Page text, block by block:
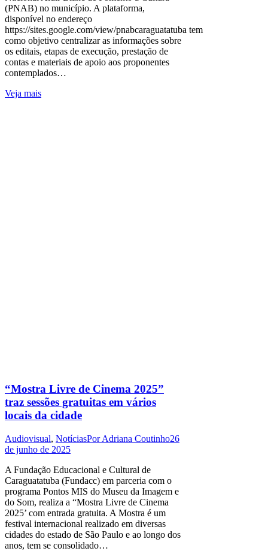
(PNAB) no município. A plataforma,
disponível no endereço
https://sites.google.com/view/pnabcaraguatatuba tem
como objetivo centralizar as informações sobre
os editais, etapas de execução, prestação de
contas e materiais de apoio aos proponentes
contemplados…
Veja mais
“Mostra Livre de Cinema 2025”
traz sessões gratuitas em vários
locais da cidade
Audiovisual, NotíciasPorAdriana Coutinho26
de junho de 2025
A Fundação Educacional e Cultural de
Caraguatatuba (Fundacc) em parceria com o
programa Pontos MIS do Museu da Imagem e
do Som, realiza a “Mostra Livre de Cinema
2025’ com entrada gratuita. A Mostra é um
festival internacional realizado em diversas
cidades do estado de São Paulo e ao longo dos
anos, tem se consolidado…